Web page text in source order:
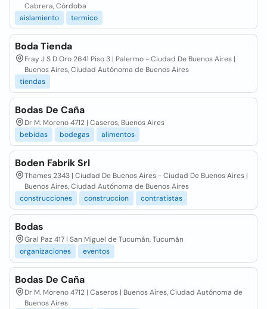
Cabrera, Córdoba
aislamiento
termico
Boda Tienda
Fray J S D Oro 2641 Piso 3 | Palermo - Ciudad De Buenos Aires |
Buenos Aires, Ciudad Autónoma de Buenos Aires
tiendas
Bodas De Caña
Dr M. Moreno 4712 | Caseros, Buenos Aires
bebidas
bodegas alimentos
Boden Fabrik Srl
Thames 2343 | Ciudad De Buenos Aires - Ciudad De Buenos Aires |
Buenos Aires, Ciudad Autónoma de Buenos Aires
construcciones
construccion contratistas
Bodas
Gral Paz 417 | San Miguel de Tucumán, Tucumán
organizaciones
eventos
Bodas De Caña
Dr M. Moreno 4712 | Caseros | Buenos Aires, Ciudad Autónoma de
Buenos Aires